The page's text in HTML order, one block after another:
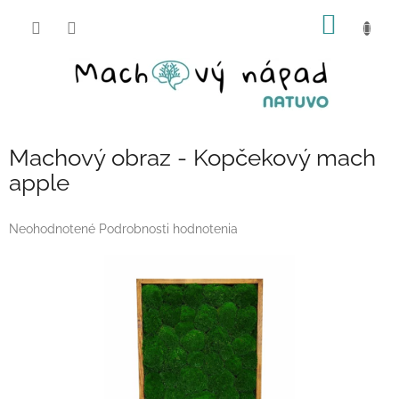
Machový obraz - Kopčekový mach
apple
Priemerné
Neohodnotené Podrobnosti hodnotenia